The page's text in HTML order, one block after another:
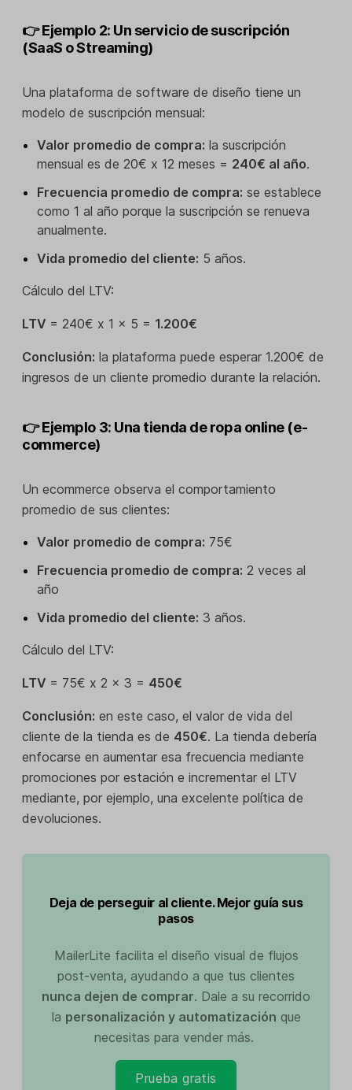
👉 Ejemplo 2: Un servicio de suscripción
(SaaS o Streaming)
Una plataforma de software de diseño tiene un
modelo de suscripción mensual:
Valor promedio de compra: la suscripción
mensual es de 20€ x 12 meses = 240€ al año.
Frecuencia promedio de compra: se establece
como 1 al año porque la suscripción se renueva
anualmente.
Vida promedio del cliente: 5 años.
Cálculo del LTV:
LTV = 240€ x 1 x 5 = 1.200€
Conclusión: la plataforma puede esperar 1.200€ de
ingresos de un cliente promedio durante la relación.
👉 Ejemplo 3: Una tienda de ropa online (e-
commerce)
Un ecommerce observa el comportamiento
promedio de sus clientes:
Valor promedio de compra: 75€
Frecuencia promedio de compra: 2 veces al
año
Vida promedio del cliente: 3 años.
Cálculo del LTV:
LTV = 75€ x 2 x 3 = 450€
Conclusión: en este caso, el valor de vida del
cliente de la tienda es de 450€. La tienda debería
enfocarse en aumentar esa frecuencia mediante
promociones por estación e incrementar el LTV
mediante, por ejemplo, una excelente política de
devoluciones.
Deja de perseguir al cliente. Mejor guía sus
pasos
MailerLite facilita el diseño visual de flujos
post-venta, ayudando a que tus clientes
nunca dejen de comprar. Dale a su recorrido
la personalización y automatización que
necesitas para vender más.
Prueba gratis